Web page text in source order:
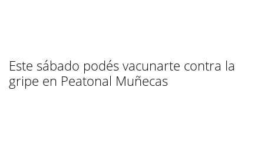
Este sábado podés vacunarte contra la
gripe en Peatonal Muñecas